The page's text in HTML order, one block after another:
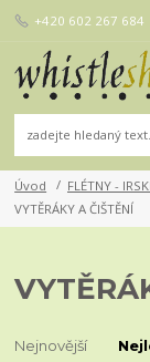
+420 602 267 684
Úvod FLÉTNY -
VYTĚRÁKY A ČIŠTĚNÍ
Nejnovější